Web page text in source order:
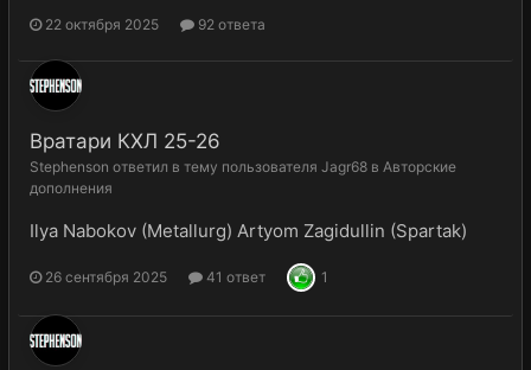
22 октября 2025 92 ответа
Вратари КХЛ 25-26
Stephenson ответил в тему пользователя Jagr68 в Авторские
дополнения
Ilya Nabokov (Metallurg) Artyom Zagidullin (Spartak)
26 сентября 2025 41 ответ 1